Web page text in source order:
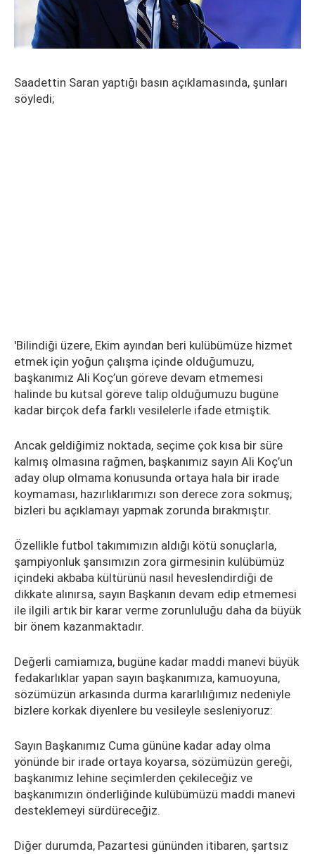
Saadettin Saran yaptığı basın açıklamasında, şunları
söyledi;
'Bilindiği üzere, Ekim ayından beri kulübümüze hizmet
etmek için yoğun çalışma içinde olduğumuzu,
başkanımız Ali Koç’un göreve devam etmemesi
halinde bu kutsal göreve talip olduğumuzu bugüne
kadar birçok defa farklı vesilelerle ifade etmiştik.
Ancak geldiğimiz noktada, seçime çok kısa bir süre
kalmış olmasına rağmen, başkanımız sayın Ali Koç’un
aday olup olmama konusunda ortaya hala bir irade
koymaması, hazırlıklarımızı son derece zora sokmuş;
bizleri bu açıklamayı yapmak zorunda bırakmıştır.
Özellikle futbol takımımızın aldığı kötü sonuçlarla,
şampiyonluk şansımızın zora girmesinin kulübümüz
içindeki akbaba kültürünü nasıl heveslendirdiği de
dikkate alınırsa, sayın Başkanın devam edip etmemesi
ile ilgili artık bir karar verme zorunluluğu daha da büyük
bir önem kazanmaktadır.
Değerli camiamıza, bugüne kadar maddi manevi büyük
fedakarlıklar yapan sayın başkanımıza, kamuoyuna,
sözümüzün arkasında durma kararlılığımız nedeniyle
bizlere korkak diyenlere bu vesileyle sesleniyoruz:
Sayın Başkanımız Cuma gününe kadar aday olma
yönünde bir irade ortaya koyarsa, sözümüzün gereği,
başkanımız lehine seçimlerden çekileceğiz ve
başkanımızın önderliğinde kulübümüzü maddi manevi
desteklemeyi sürdüreceğiz.
Diğer durumda, Pazartesi gününden itibaren, şartsız